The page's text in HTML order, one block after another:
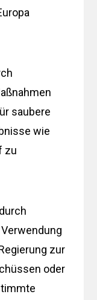
saubere
wie
zu
zur
oder